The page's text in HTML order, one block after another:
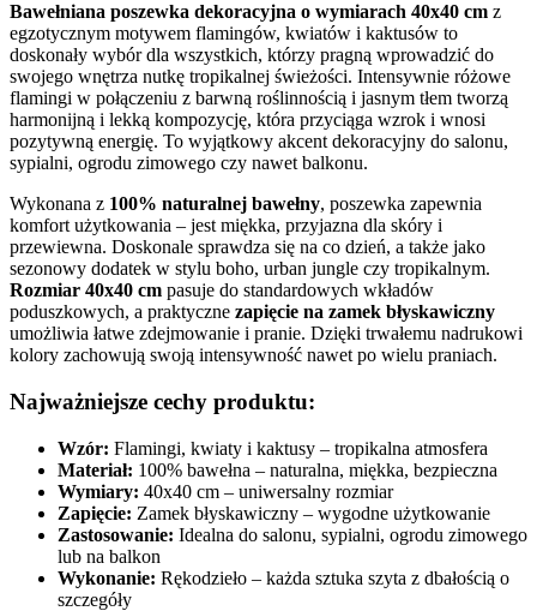
Bawełniana poszewka dekoracyjna o wymiarach 40x40 cm z
egzotycznym motywem flamingów, kwiatów i kaktusów to
doskonały wybór dla wszystkich, którzy pragną wprowadzić do
swojego wnętrza nutkę tropikalnej świeżości. Intensywnie różowe
flamingi w połączeniu z barwną roślinnością i jasnym tłem tworzą
harmonijną i lekką kompozycję, która przyciąga wzrok i wnosi
pozytywną energię. To wyjątkowy akcent dekoracyjny do salonu,
sypialni, ogrodu zimowego czy nawet balkonu.
Wykonana z 100% naturalnej bawełny, poszewka zapewnia
komfort użytkowania – jest miękka, przyjazna dla skóry i
przewiewna. Doskonale sprawdza się na co dzień, a także jako
sezonowy dodatek w stylu boho, urban jungle czy tropikalnym.
Rozmiar 40x40 cm pasuje do standardowych wkładów
poduszkowych, a praktyczne zapięcie na zamek błyskawiczny
umożliwia łatwe zdejmowanie i pranie. Dzięki trwałemu nadrukowi
kolory zachowują swoją intensywność nawet po wielu praniach.
Najważniejsze cechy produktu:
Wzór: Flamingi, kwiaty i kaktusy – tropikalna atmosfera
Materiał: 100% bawełna – naturalna, miękka, bezpieczna
Wymiary: 40x40 cm – uniwersalny rozmiar
Zapięcie: Zamek błyskawiczny – wygodne użytkowanie
Zastosowanie: Idealna do salonu, sypialni, ogrodu zimowego
lub na balkon
Wykonanie: Rękodzieło – każda sztuka szyta z dbałością o
szczegóły